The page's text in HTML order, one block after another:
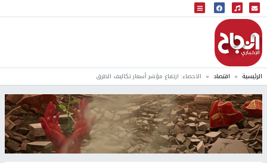
البث المباشر
إذاعة النجاح
الرئيسية اقتصاد الاحصاء: ارتفاع مؤشر أسعار تكاليف الطرق